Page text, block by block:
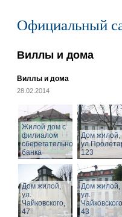
Официальный
Виллы и дома
Виллы и дома
28.02.2014
Жилой дом с
филиалом
сберегательного
банка
Дом жилой,
123
Дом жилой,
ул.
Чайковского,
47
Дом жилой,
ул.
43